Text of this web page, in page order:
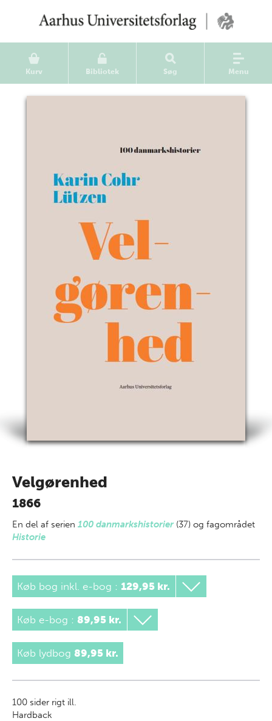
Kurv Bibliotek Søg Menu
Velgørenhed
1866
En del af serien 100 danmarkshistorier (37) og fagområdet
Historie
Køb bog inkl. e-bog : 129,95 kr.
Køb e-bog : 89,95 kr.
Køb lydbog 89,95 kr.
100 sider rigt ill.
Hardback